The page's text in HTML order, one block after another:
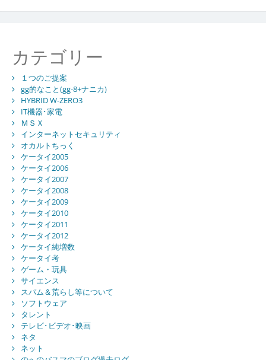
カテゴリー
１つのご提案
gg的なこと(gg-8+ナニカ)
HYBRID W-ZERO3
IT機器･家電
ＭＳＸ
インターネットセキュリティ
オカルトちっく
ケータイ2005
ケータイ2006
ケータイ2007
ケータイ2008
ケータイ2009
ケータイ2010
ケータイ2011
ケータイ2012
ケータイ純増数
ケータイ考
ゲーム・玩具
サイエンス
スパム＆荒らし等について
ソフトウェア
タレント
テレビ･ビデオ･映画
ネタ
ネット